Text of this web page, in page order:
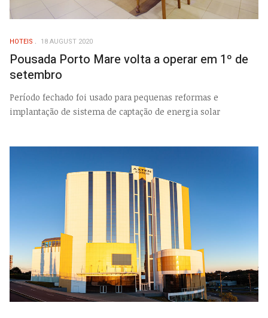
HOTEIS 18 AUGUST 2020
Pousada Porto Mare volta a operar em 1º de
setembro
Período fechado foi usado para pequenas reformas e
implantação de sistema de captação de energia solar